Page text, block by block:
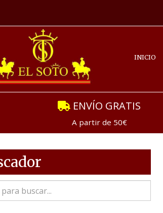
INICIO
ENVÍO GRATIS
A partir de 50€